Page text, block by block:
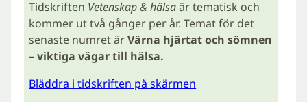
Tidskriften Vetenskap & hälsaär tematisk och
kommer ut två gånger per år. Temat för det
senaste numret ärVärna hjärtat och sömnen
– viktiga vägar till hälsa.
Bläddra i tidskriften på skärmen